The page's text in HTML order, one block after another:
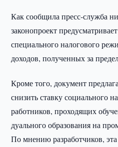
Как сообщила пресс-служба
законопроект
специального налогового
доходов, полученных за
Кроме того, документ
снизить ставку социального
работников, проходящих
дуального образования на
По мнению разработчиков,